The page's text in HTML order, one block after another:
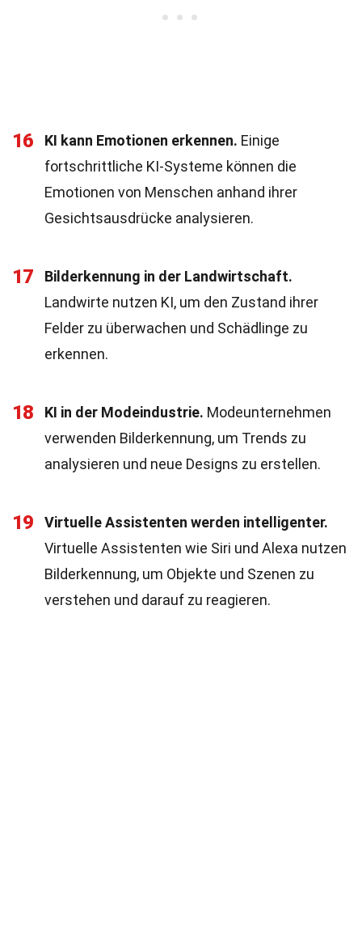
16 KI kann Emotionen erkennen. Einige
fortschrittliche KI-Systeme können die
Emotionen von Menschen anhand ihrer
Gesichtsausdrücke analysieren.
17
Bilderkennung in der Landwirtschaft.
Landwirte nutzen KI, um den Zustand ihrer
Felder zu überwachen und Schädlinge zu
erkennen.
18 KI in der Modeindustrie. Modeunternehmen
verwenden Bilderkennung, um Trends zu
analysieren und neue Designs zu erstellen.
19
Virtuelle Assistenten werden intelligenter.
Virtuelle Assistenten wie Siri und Alexa nutzen
Bilderkennung, um Objekte und Szenen zu
verstehen und darauf zu reagieren.